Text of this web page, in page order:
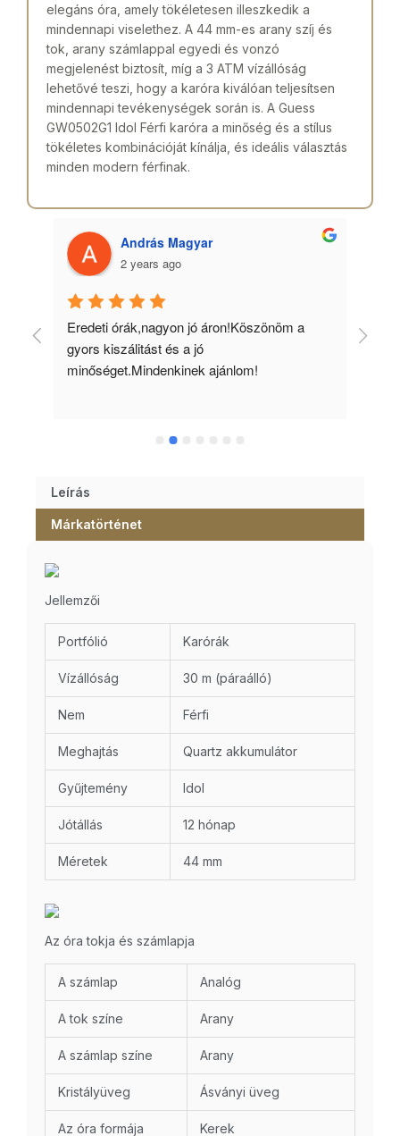
elegáns óra, amely tökéletesen illeszkedik a
mindennapi viselethez. A 44 mm-es arany szíj és
tok, arany számlappal egyedi és vonzó
megjelenést biztosít, míg a 3 ATM vízállóság
lehetővé teszi, hogy a karóra kiválóan teljesítsen
mindennapi tevékenységek során is. A Guess
GW0502G1 Idol Férfi karóra a minőség és a stílus
tökéletes kombinációját kínálja, és ideális választás
minden modern férfinak.
András Magyar
2 years ago
Eredeti órák,nagyon jó áron!Köszönöm a
gyors kiszálitást és a jó
minőséget.Mindenkinek ajánlom!
Leírás
Márkatörténet
Jellemzői
Portfólió Karórák
Vízállóság 30 m (páraálló)
Nem Férfi
Meghajtás Quartz akkumulátor
Gyűjtemény Idol
Jótállás 12 hónap
Méretek 44 mm
Az óra tokja és számlapja
A számlap Analóg
A tok színe Arany
A számlap színe Arany
Kristályüveg Ásványi üveg
Az óra formája Kerek